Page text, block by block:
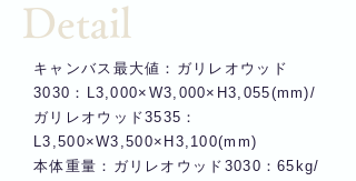
キャンバス最大値：ガリレオウッド
3030：L3,000×W3,000×H3,055(mm)/
ガリレオウッド3535：
L3,500×W3,500×H3,100(mm)
本体重量：ガリレオウッド3030：65kg/
Detail